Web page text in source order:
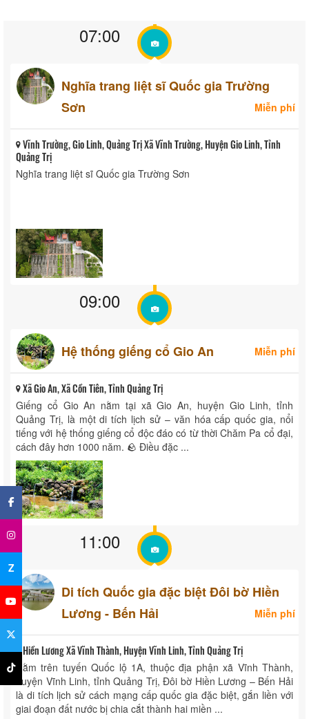
07:00
Nghĩa trang liệt sĩ Quốc gia Trường
Sơn
Miễn phí
Vĩnh Trường, Gio Linh, Quảng Trị Xã Vĩnh Trường, Huyện Gio Linh, Tỉnh
Quảng Trị
Nghĩa trang liệt sĩ Quốc gia Trường Sơn
09:00
Hệ thống giếng cổ Gio An Miễn phí
Xã Gio An, Xã Cồn Tiên, Tỉnh Quảng Trị
Giếng cổ Gio An nằm tại xã Gio An, huyện Gio Linh, tỉnh
Quảng Trị, là một di tích lịch sử – văn hóa cấp quốc gia, nổi
tiếng với hệ thống giếng cổ độc đáo có từ thời Chăm Pa cổ đại,
cách đây hơn 1000 năm. 🪨 Điều đặc ...
11:00
Di tích Quốc gia đặc biệt Đôi bờ Hiền
Lương - Bến Hải
Miễn phí
Hiền Lương Xã Vĩnh Thành, Huyện Vĩnh Linh, Tỉnh Quảng Trị
Nằm trên tuyến Quốc lộ 1A, thuộc địa phận xã Vĩnh Thành,
huyện Vĩnh Linh, tỉnh Quảng Trị, Đôi bờ Hiền Lương – Bến Hải
là di tích lịch sử cách mạng cấp quốc gia đặc biệt, gắn liền với
giai đoạn đất nước bị chia cắt thành hai miền ...
×
Z